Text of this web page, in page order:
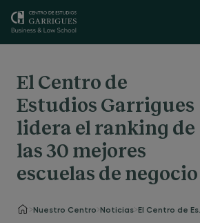
El Centro de
Estudios Garrigues
lidera el ranking de
las 30 mejores
escuelas de negocio
Nuestro Centro Noticias El Centro de Estudios Garrigues lidera el ranking de las 30 mejores escuelas de negocio